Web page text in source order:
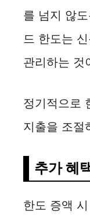
를 넘지 않
드 한도는
관리하는 것
정기적으로
지출을 조절
추가 혜
한도 증액